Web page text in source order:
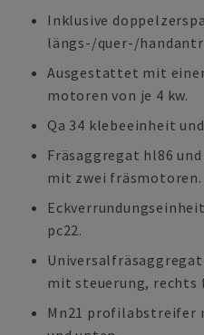
Inklusive
längs-/quer-/
Ausgestattet mit
motoren von je 4 kw.
Qa 34 klebeeinheit
Fräsaggregat hl86
mit zwei fräsmotoren.
pc22.
mit steuerung, rechts
Mn21 profilabstreifer